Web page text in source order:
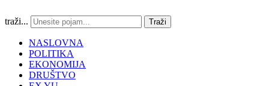
traži... Traži
NASLOVNA
POLITIKA
EKONOMIJA
DRUŠTVO